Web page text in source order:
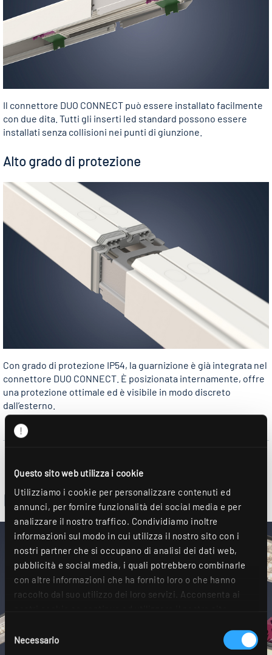
Questo sito web utilizza i cookie
Utilizziamo i cookie per personalizzare contenuti ed
annunci, per fornire funzionalità dei social media e per
analizzare il nostro traffico. Condividiamo inoltre
informazioni sul modo in cui utilizza il nostro sito con i
nostri partner che si occupano di analisi dei dati web,
pubblicità e social media, i quali potrebbero combinarle
con altre informazioni che ha fornito loro o che hanno
raccolto dal suo utilizzo dei loro servizi. Acconsenta ai
dichiarazione sulla protezione dei dati
Selezione
delNecessario
Il connettore DUO CONNECT può essere installato facilmente
con due dita. Tutti gli inserti led standard possono essere
installati senza collisioni nei punti di giunzione.
Alto grado di protezione
Con grado di protezione IP54, la guarnizione è già integrata nel
connettore DUO CONNECT. È posizionata internamente, offre
una protezione ottimale ed è visibile in modo discreto
dall’esterno.
Inserti led